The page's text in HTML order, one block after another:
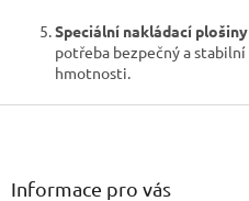
Speciální nakládací plošiny
potřeba bezpečný a
hmotnosti.
Z
Informace pro vás